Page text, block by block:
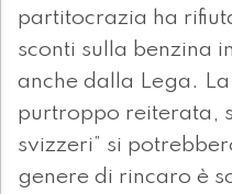
partitocrazia ha
sconti sulla benzina
anche dalla Lega.
purtroppo reiterata,
svizzeri” si
genere di rincaro è